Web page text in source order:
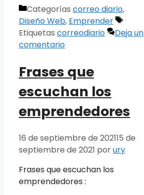
Categorías correo diario,
Diseño Web, Emprender
Etiquetas correodiario
Deja un
comentario
Frases que
escuchan los
emprendedores
16 de septiembre de 202115 de
septiembre de 2021 porury
Frases que escuchan los
emprendedores :